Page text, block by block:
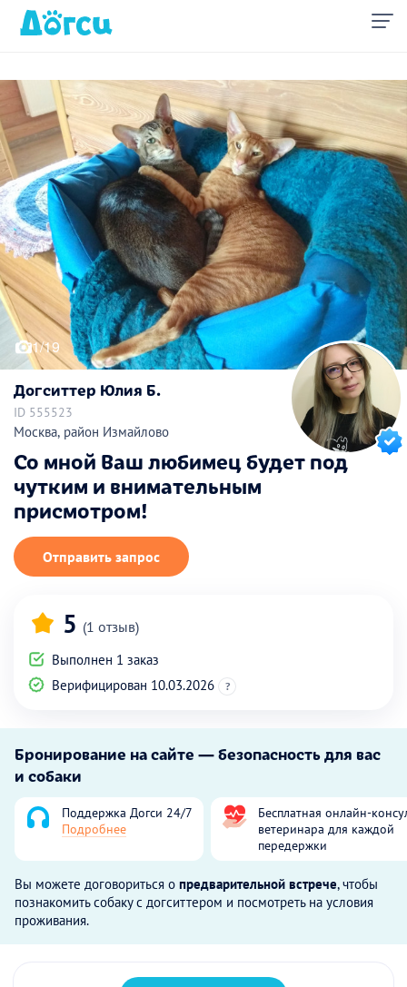
1/19
Догситтер Юлия Б.
ID 555523
Москва, район Измайлово
Со мной Ваш любимец будет под
чутким и внимательным
присмотром!
Отправить запрос
5 (1 отзыв)
Выполнен 1 заказ
Верифицирован 10.03.2026
?
Бронирование на сайте — безопасность для вас
и собаки
Поддержка Догси 24/7
Подробнее
Бесплатная онлайн-
ветеринара для каждой
передержки
Вы можете договориться о предварительной встрече, чтобы
познакомить собаку с догситтером и посмотреть на условия
проживания.